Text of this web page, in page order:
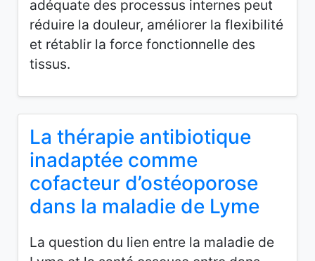
adéquate des processus internes peut
réduire la douleur, améliorer la flexibilité
et rétablir la force fonctionnelle des
tissus.
La thérapie antibiotique
inadaptée comme
cofacteur d’ostéoporose
dans la maladie de Lyme
La question du lien entre la maladie de